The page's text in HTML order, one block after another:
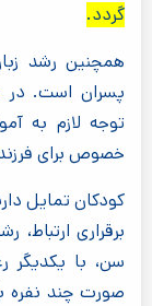
گردد.
همچنین رشد
پسران است. در
توجه لازم به
خصوص برای
کودکان تمایل
برقراری
سن، با یکدیگر
صورت چند نفره